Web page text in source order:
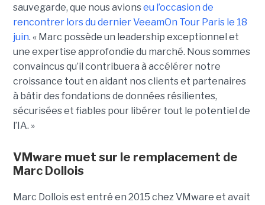
sauvegarde, que nous avionseu l’occasion de
rencontrer lors du dernier VeeamOn Tour Paris le 18
juin. « Marc possède un leadership exceptionnel et
une expertise approfondie du marché. Nous sommes
convaincus qu’il contribuera à accélérer notre
croissance tout en aidant nos clients et partenaires
à bâtir des fondations de données résilientes,
sécurisées et fiables pour libérer tout le potentiel de
l’IA. »
VMware muet sur le remplacement de
Marc Dollois
Marc Dollois est entré en 2015 chez VMware et avait